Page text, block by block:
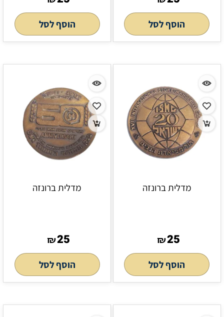
הוסף לסל הוסף לסל
מדלית ברונזה
₪25
הוסף לסל
מדלית ברונזה
₪25
הוסף לסל